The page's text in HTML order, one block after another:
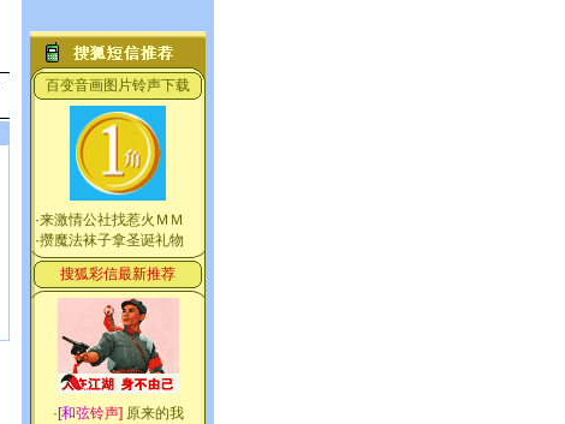
百变音画图片铃声下载
·来激情公社找惹火ＭＭ
·攒魔法袜子拿圣诞礼物
搜狐彩信最新推荐
·[和弦铃声] 原来的我